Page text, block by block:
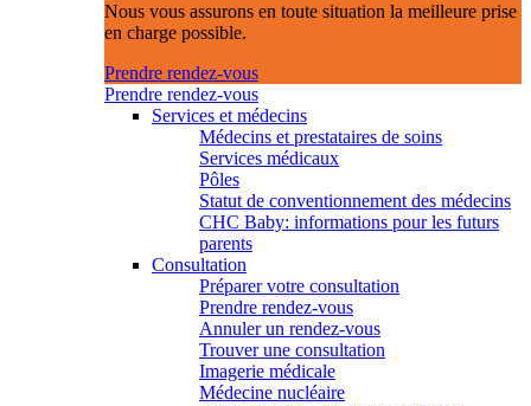
Nous vous assurons en toute situation la meilleure prise
en charge possible.
Prendre rendez-vous
Prendre rendez-vous
Services et médecins
Médecins et prestataires de soins
Services médicaux
Pôles
Statut de conventionnement des médecins
CHC Baby: informations pour les futurs
parents
Consultation
Préparer votre consultation
Prendre rendez-vous
Annuler un rendez-vous
Trouver une consultation
Imagerie médicale
Médecine nucléaire